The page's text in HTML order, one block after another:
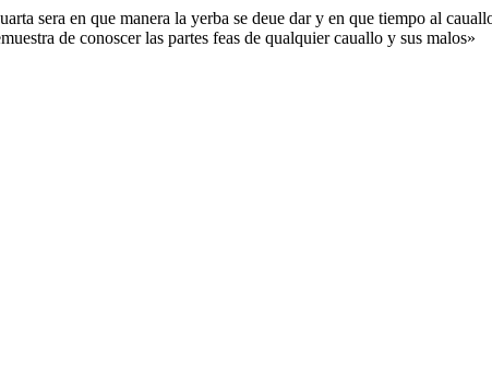
sera en que manera la yerba se deue dar y en que tiempo al
de conoscer las partes feas de qualquier cauallo y sus malos»